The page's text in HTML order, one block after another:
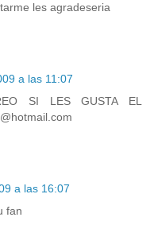
les agradeseria
a las 11:07
SI LES GUSTA EL
a las 16:07
fan